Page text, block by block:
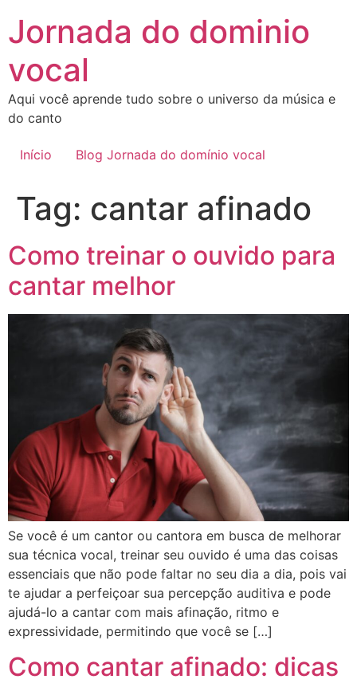
conteúdo
Jornada do dominio
vocal
Aqui você aprende tudo sobre o universo da música e
do canto
Início Blog Jornada do domínio vocal
Tag: cantar afinado
Como treinar o ouvido para
cantar melhor
Se você é um cantor ou cantora em busca de melhorar
sua técnica vocal, treinar seu ouvido é uma das coisas
essenciais que não pode faltar no seu dia a dia, pois vai
te ajudar a perfeiçoar sua percepção auditiva e pode
ajudá-lo a cantar com mais afinação, ritmo e
expressividade, permitindo que você se […]
Como cantar afinado: dicas